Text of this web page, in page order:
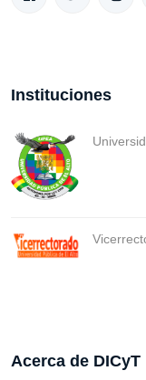
Instituciones
Acerca de DICyT